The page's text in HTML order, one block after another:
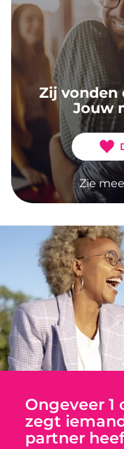
Zij vonden
Jouw
Zie
Ongeveer 1
zegt
partner